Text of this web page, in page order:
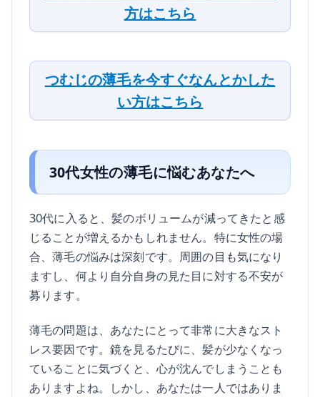
方はこちら
つむじの薄毛を今すぐなんとかした
い方はこちら
30代女性の薄毛に悩むあなたへ
30代に入ると、髪のボリュームが減ってきたと感
じることが増えるかもしれません。特に女性の場
合、薄毛の悩みは深刻です。周囲の目も気になり
ますし、何より自分自身の見た目に対する不安が
募ります。
薄毛の問題は、あなたにとって非常に大きなスト
レス要因です。鏡を見るたびに、髪が少なくなっ
ていることに気づくと、心が沈んでしまうことも
ありますよね。しかし、あなたは一人ではありま